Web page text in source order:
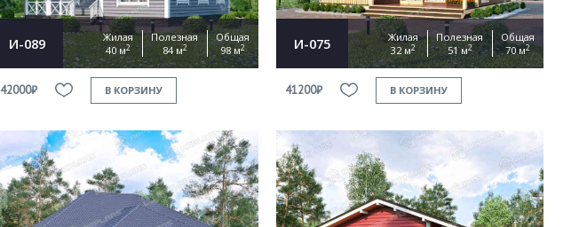
И-089
Жилая
40 м2
Полезная
84 м2
Общая
98 м2
42000₽ В КОРЗИНУ
И-075
Жилая
32 м2
Полезная
51 м2
Общая
70 м2
41200₽ В КОРЗИНУ